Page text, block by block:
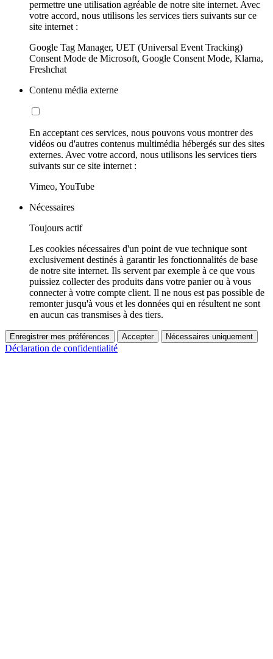
permettre une utilisation agréable de notre site internet. Avec
votre accord, nous utilisons les services tiers suivants sur ce
site internet :
Google Tag Manager, UET (Universal Event Tracking)
Consent Mode de Microsoft, Google Consent Mode, Klarna,
Freshchat
Contenu média externe
En acceptant ces services, nous pouvons vous montrer des
vidéos ou d'autres contenus multimédia hébergés sur des sites
externes. Avec votre accord, nous utilisons les services tiers
suivants sur ce site internet :
Vimeo, YouTube
Nécessaires
Toujours actif
Les cookies nécessaires d'un point de vue technique sont
exclusivement destinés à garantir les fonctionnalités de base
de notre site internet. Ils servent par exemple à ce que vous
puissiez collecter des produits dans votre panier ou à vous
connecter à votre compte client. Il ne nous est pas possible de
remonter jusqu'à vous et les données qui en résultent ne sont
en aucun cas transmises à des tiers.
Enregistrer mes préférences Accepter Nécessaires uniquement
Déclaration de confidentialité